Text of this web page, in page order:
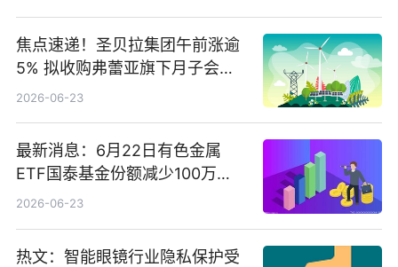
焦点速递！圣贝拉集团午前涨逾
5% 拟收购弗蕾亚旗下月子会所
业务少数股权
2026-06-23
最新消息：6月22日有色金属
ETF国泰基金份额减少100万
份，重仓股紫金矿业、洛阳钼
2026-06-23
热文：智能眼镜行业隐私保护受